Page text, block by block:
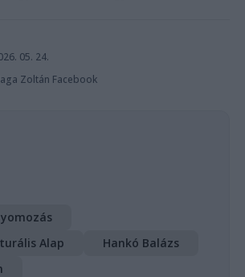
05. 24.
Zoltán Facebook
Alap
Hankó Balázs